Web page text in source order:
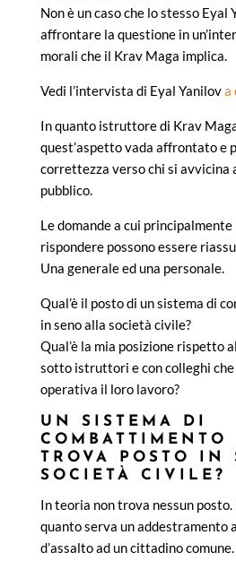
Non è un caso che lo stesso Eyal
affrontare la questione in
morali che il Krav Maga implica.
Vedi l’intervista di Eyal Yanilova
In quanto istruttore di Krav
quest’aspetto vada affrontato e
correttezza verso chi si avvicina
pubblico.
Le domande a cui
rispondere possono essere
Una generale ed una personale.
Qual’è il posto di un sistema di
in seno alla società civile?
Qual’è la mia posizione rispetto
sotto istruttori e con colleghi
operativa il loro lavoro?
UN SISTEMA DI
COMBATTIMENTO
TROVA POSTO IN
SOCIETÀ CIVILE?
In teoria non trova nessun posto.
quanto serva un addestramento
d’assalto ad un cittadino comune.